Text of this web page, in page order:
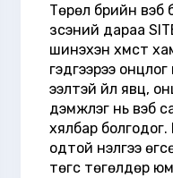
Төрөл бүрийн вэб
үзсэний дараа
шинэхэн хүмүүст
гэдгээрээ
ээлтэй үйл явц,
дэмжлэг нь вэб
хялбар болгодог.
одтой үнэлгээ
төгс төгөлдөр